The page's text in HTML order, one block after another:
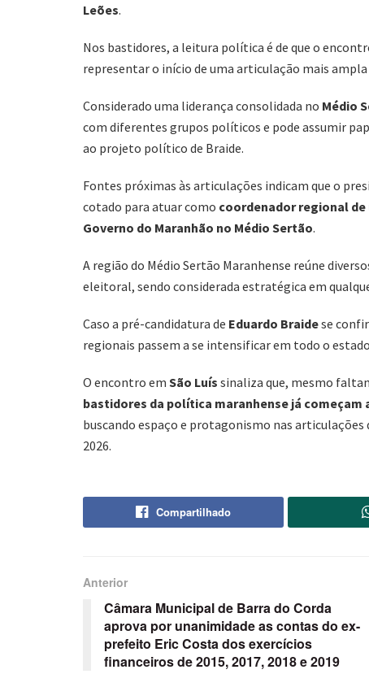
Leões.
Nos bastidores, a leitura política é de que o
representar o início de uma articulação mais
Considerado uma liderança consolidada no Médio
com diferentes grupos políticos e pode assumir
ao projeto político de Braide.
Fontes próximas às articulações indicam que o
cotado para atuar como coordenador regional de
Governo do Maranhão no Médio Sertão.
A região do Médio Sertão Maranhense reúne
eleitoral, sendo considerada estratégica em
Caso a pré-candidatura de Eduardo Braidese
regionais passem a se intensificar em todo o
O encontro em São Luís sinaliza que, mesmo
bastidores da política maranhense já
buscando espaço e protagonismo nas
2026.
Compartilhado
Anterior
Câmara Municipal de Barra do Corda
aprova por unanimidade as contas do ex-
prefeito Eric Costa dos exercícios
financeiros de 2015, 2017, 2018 e 2019